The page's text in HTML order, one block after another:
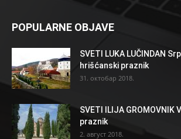
POPULARNE OBJAVE
SVETI LUKA LUČINDAN
hrišćanski praznik
31. октобар 2018.
SVETI ILIJA GROMOVNIK
praznik
2. август 2018.